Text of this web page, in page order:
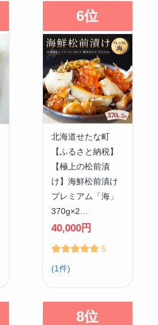
6位
北海道せたな町
【ふるさと納税】
【極上の松前漬
け】海鮮松前漬け
プレミアム「海」
370g×2…
40,000円
5
(1件)
8位